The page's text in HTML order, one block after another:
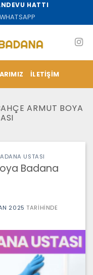
HATTI
WHATSAPP
İLETIŞIM
ARMUT BOYA
USTASI
Badana
2025 TARIHINDE